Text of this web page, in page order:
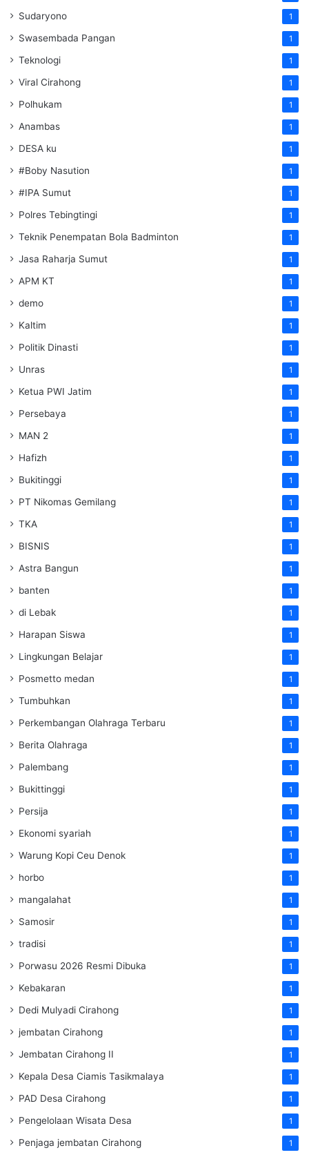
Sudaryono 1
Swasembada Pangan 1
Teknologi 1
Viral Cirahong 1
Polhukam 1
Anambas 1
DESA ku 1
#Boby Nasution 1
#IPA Sumut 1
Polres Tebingtingi 1
Teknik Penempatan Bola Badminton 1
Jasa Raharja Sumut 1
APM KT 1
demo 1
Kaltim 1
Politik Dinasti 1
Unras 1
Ketua PWI Jatim 1
Persebaya 1
MAN 2 1
Hafizh 1
Bukitinggi 1
PT Nikomas Gemilang 1
TKA 1
BISNIS 1
Astra Bangun 1
banten 1
di Lebak 1
Harapan Siswa 1
Lingkungan Belajar 1
Posmetto medan 1
Tumbuhkan 1
Perkembangan Olahraga Terbaru 1
Berita Olahraga 1
Palembang 1
Bukittinggi 1
Persija 1
Ekonomi syariah 1
Warung Kopi Ceu Denok 1
horbo 1
mangalahat 1
Samosir 1
tradisi 1
Porwasu 2026 Resmi Dibuka 1
Kebakaran 1
Dedi Mulyadi Cirahong 1
jembatan Cirahong 1
Jembatan Cirahong II 1
Kepala Desa Ciamis Tasikmalaya 1
PAD Desa Cirahong 1
Pengelolaan Wisata Desa 1
Penjaga jembatan Cirahong 1